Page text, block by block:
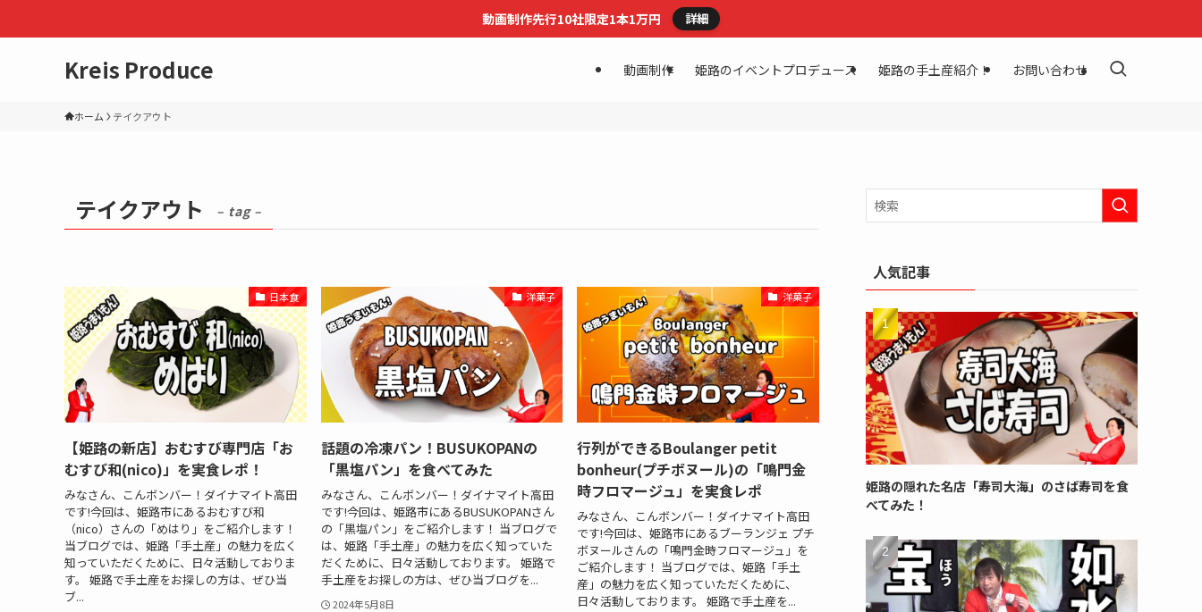
動画制作先行10社限定1本1万円 詳細
Kreis Produce 動画制作 姫路のイベントプロデュース 姫路の手土産紹介！ お問い合わせ
ホーム テイクアウト
テイクアウト – tag –
日本食
【姫路の新店】おむすび専門店「お
むすび和(nico)」を実食レポ！
みなさん、こんボンバー！ダイナマイト高田
です!今回は、姫路市にあるおむすび和
（nico）さんの「めはり」をご紹介します！
当ブログでは、姫路「手土産」の魅力を広く
知っていただくために、日々活動しておりま
す。 姫路で手土産をお探しの方は、ぜひ当
ブ...
洋菓子
話題の冷凍パン！BUSUKOPANの
「黒塩パン」を食べてみた
みなさん、こんボンバー！ダイナマイト高田
です!今回は、姫路市にあるBUSUKOPANさん
の「黒塩パン」をご紹介します！ 当ブログで
は、姫路「手土産」の魅力を広く知っていた
だくために、日々活動しております。 姫路で
手土産をお探しの方は、ぜひ当ブログを...
2024年5月8日
洋菓子
行列ができるBoulanger petit
bonheur(プチボヌール)の「鳴門金
時フロマージュ」を実食レポ
みなさん、こんボンバー！ダイナマイト高田
です!今回は、姫路市にあるブーランジェ プチ
ボヌールさんの「鳴門金時フロマージュ」を
ご紹介します！ 当ブログでは、姫路「手土
産」の魅力を広く知っていただくために、
日々活動しております。 姫路で手土産を...
人気記事
姫路の隠れた名店「寿司大海」のさば寿司を食
べてみた！